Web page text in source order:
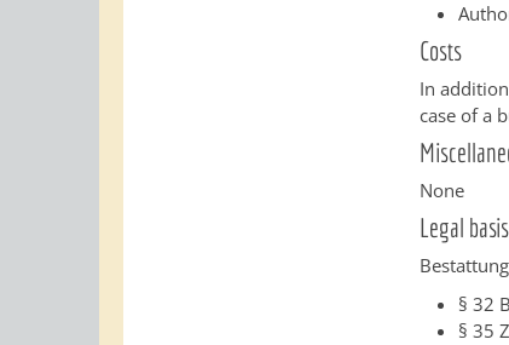
Costs
In
case of a
None
Legal basis
§ 32
§ 35